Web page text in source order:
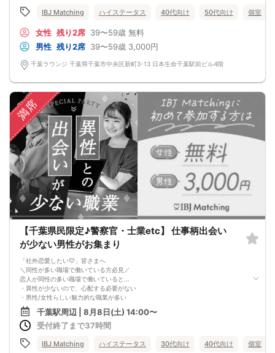
本気で恋愛するのを諦めていた。
でも今年こそは、
仕事をがんばってきた二人だからこそ、
お互いを気遣い、支え合うことができる
ゴールを見据えた恋愛になりそう♡
IBJ Matching ハイステータス 40代向け 50代向け 個室
女性 残り2席 39〜59歳 無料
男性 残り2席 39〜59歳 3,000円
千葉ラウンジ 千葉県千葉市中央区新町3-13 日本生命千葉駅前ビル4階
満席
【千葉県民限定♪警察官・士業etc】 仕事柄出会い
が少ない男性がお集まり
「社外恋愛したい♡」皆さまへ
＼同性が多い職場で働いている方必見／
恋人が同性の多い職場で働いていると...
・異性が少ないので、心配する必要がない
・男性/女性らしい魅力的な職業が多い
さらに…
千葉県在住・勤務の方限定
お仕事終わりに会って、
お仕事も頑張れますよね♪
千葉駅周辺 | 8月8日(土) 14:00〜
受付終了まで37時間
IBJ Matching ハイステータス 30代向け 40代向け 個室